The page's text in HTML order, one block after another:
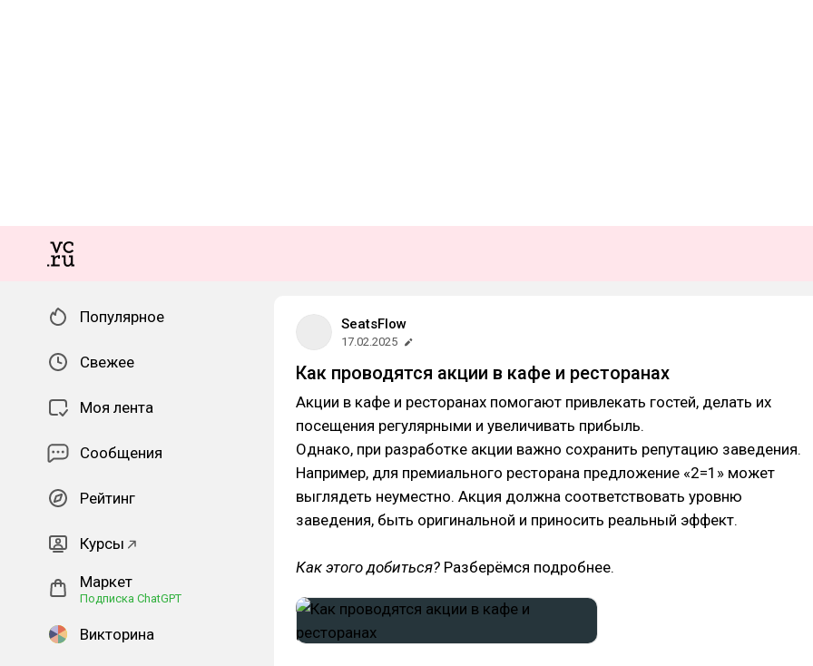
Популярное
Свежее
Моя лента
Сообщения
Рейтинг
Курсы
Маркет
Подписка ChatGPT
Викторина
SeatsFlow
17.02.2025
Как проводятся акции в кафе и ресторанах
Акции в кафе и ресторанах помогают привлекать гостей, делать их
посещения регулярными и увеличивать прибыль.
Однако, при разработке акции важно сохранить репутацию заведения.
Например, для премиального ресторана предложение «2=1» может
выглядеть неуместно. Акция должна соответствовать уровню
заведения, быть оригинальной и приносить реальный эффект.
Как этого добиться? Разберёмся подробнее.